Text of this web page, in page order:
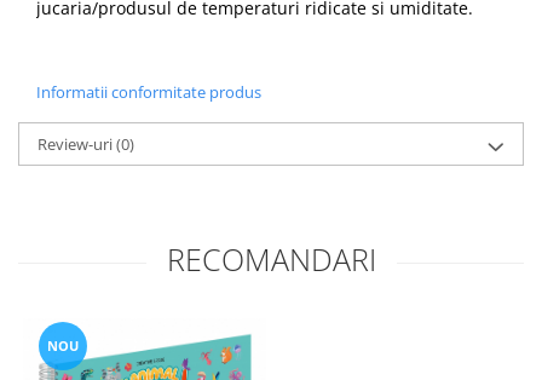
jucaria/produsul de temperaturi ridicate si umiditate.
Informatii conformitate produs
Review-uri(0)
RECOMANDARI
NOU